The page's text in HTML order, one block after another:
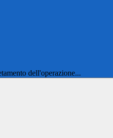
dell'operazione...